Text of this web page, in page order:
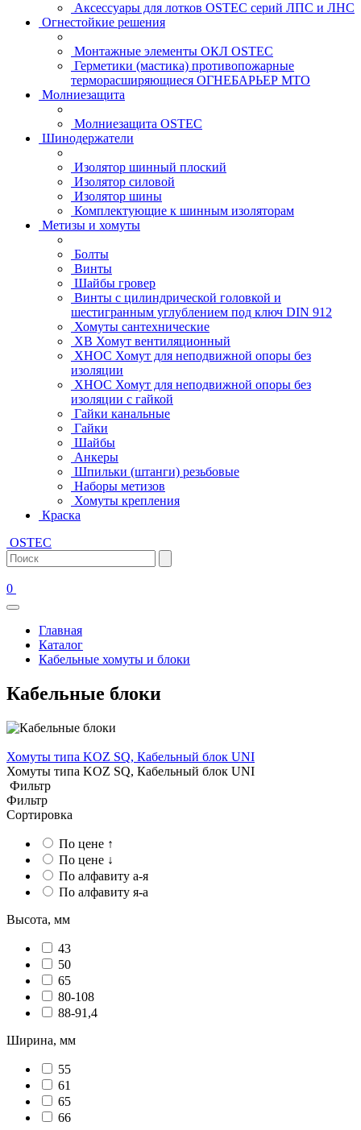
Аксессуары для лотков OSTEC серий ЛПС и ЛНС
Огнестойкие решения
Монтажные элементы ОКЛ OSTEC
Герметики (мастика) противопожарные
терморасширяющиеся ОГНЕБАРЬЕР МТО
Молниезащита
Молниезащита OSTEC
Шинодержатели
Изолятор шинный плоский
Изолятор силовой
Изолятор шины
Комплектующие к шинным изоляторам
Метизы и хомуты
Болты
Винты
Шайбы гровер
Винты с цилиндрической головкой и
шестигранным углублением под ключ DIN 912
Хомуты сантехнические
ХВ Хомут вентиляционный
ХНОС Хомут для неподвижной опоры без
изоляции
ХНОС Хомут для неподвижной опоры без
изоляции с гайкой
Гайки канальные
Гайки
Шайбы
Анкеры
Шпильки (штанги) резьбовые
Наборы метизов
Хомуты крепления
Краска
OSTEC
0
Главная
Каталог
Кабельные хомуты и блоки
Кабельные блоки
Хомуты типа KOZ SQ, Кабельный блок UNI
Хомуты типа KOZ SQ, Кабельный блок UNI
Фильтр
Фильтр
Сортировка
По цене ↑
По цене ↓
По алфавиту а-я
По алфавиту я-а
Высота, мм
43
50
65
80-108
88-91,4
Ширина, мм
55
61
65
66